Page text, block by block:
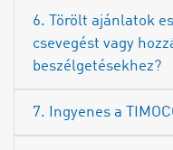
6. Törölt ajánlatok
csevegést vagy
beszélgetésekhez?
7. Ingyenes a